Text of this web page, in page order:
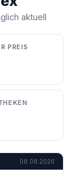
aktuell
PREIS
08.08.2026